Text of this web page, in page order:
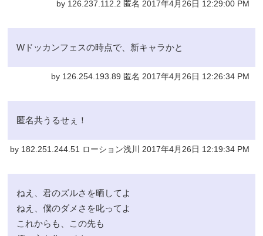
by 126.237.112.2 匿名 2017年4月26日 12:29:00 PM
Wドッカンフェスの時点で、新キャラかと
by 126.254.193.89 匿名 2017年4月26日 12:26:34 PM
匿名共うるせぇ！
by 182.251.244.51 ローション浅川 2017年4月26日 12:19:34 PM
ねえ、君のズルさを晒してよ
ねえ、僕のダメさを叱ってよ
これからも、この先も